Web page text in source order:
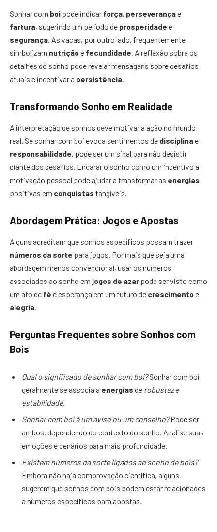
Sonhar com boi pode indicar força, perseverançae
fartura, sugerindo um período de prosperidade e
segurança. As vacas, por outro lado, frequentemente
simbolizam nutriçãoe fecundidade. A reflexão sobre os
detalhes do sonho pode revelar mensagens sobre desafios
atuais e incentivar a persistência.
Transformando Sonho em Realidade
A interpretação de sonhos deve motivar a ação no mundo
real. Se sonhar com boi evoca sentimentos de disciplinae
responsabilidade, pode ser um sinal para não desistir
diante dos desafios. Encarar o sonho como um incentivo à
motivação pessoal pode ajudar a transformar as energias
positivas em conquistas tangíveis.
Abordagem Prática: Jogos e Apostas
Alguns acreditam que sonhos específicos possam trazer
números da sorte para jogos. Por mais que seja uma
abordagem menos convencional, usar os números
associados ao sonho em jogos de azar pode ser visto como
um ato de fé e esperança em um futuro de crescimentoe
alegria.
Perguntas Frequentes sobre Sonhos com
Bois
Qual o significado de sonhar com boi?Sonhar com boi
geralmente se associa a energias de robusteze
estabilidade.
Sonhar com boi é um aviso ou um conselho?Pode ser
ambos, dependendo do contexto do sonho. Analise suas
emoções e cenários para mais profundidade.
Existem números da sorte ligados ao sonho de bois?
Embora não haja comprovação científica, alguns
sugerem que sonhos com bois podem estar relacionados
a números específicos para apostas.